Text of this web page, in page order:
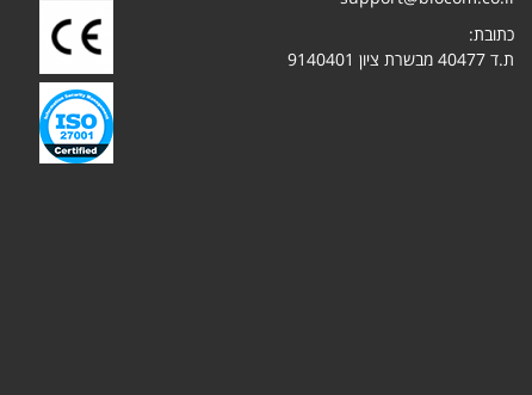
כתובת:
ת.ד 40477 מבשרת ציון 9140401